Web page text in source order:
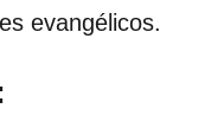
evangélicos.